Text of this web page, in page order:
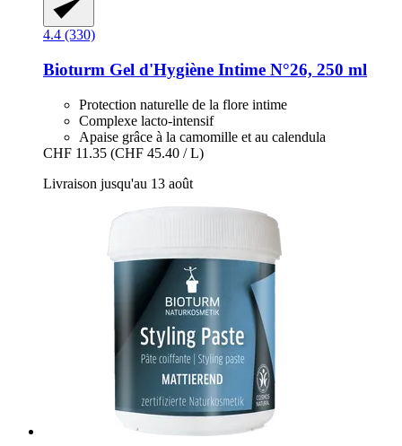
4.4 (330)
Bioturm Gel d'Hygiène Intime N°26, 250 ml
Protection naturelle de la flore intime
Complexe lacto-intensif
Apaise grâce à la camomille et au calendula
CHF 11.35 (CHF 45.40 / L)
Livraison jusqu'au 13 août